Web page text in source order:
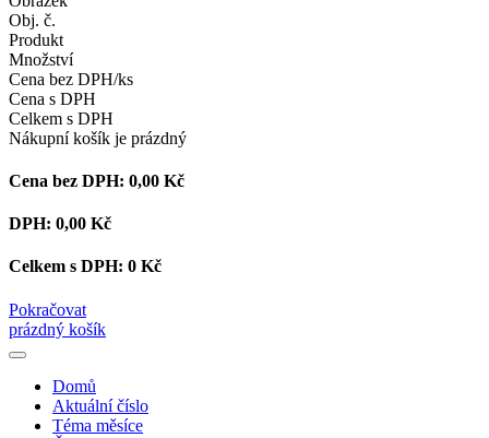
Obj. č.
Produkt
Množství
Cena bez DPH/ks
Cena s DPH
Celkem s DPH
Nákupní košík je prázdný
Cena bez DPH: 0,00 Kč
DPH: 0,00 Kč
Celkem s DPH: 0 Kč
Pokračovat
prázdný košík
Domů
Aktuální číslo
Téma měsíce